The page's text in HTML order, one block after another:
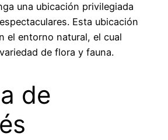
una ubicación privilegiada
Esta ubicación
el entorno natural, el cual
de flora y fauna.
de